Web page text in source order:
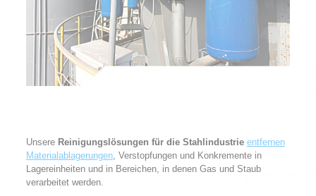
Unsere Reinigungslösungen für die Stahlindustrie entfernen
Materialablagerungen, Verstopfungen und Konkremente in
Lagereinheiten und in Bereichen, in denen Gas und Staub
verarbeitet werden.